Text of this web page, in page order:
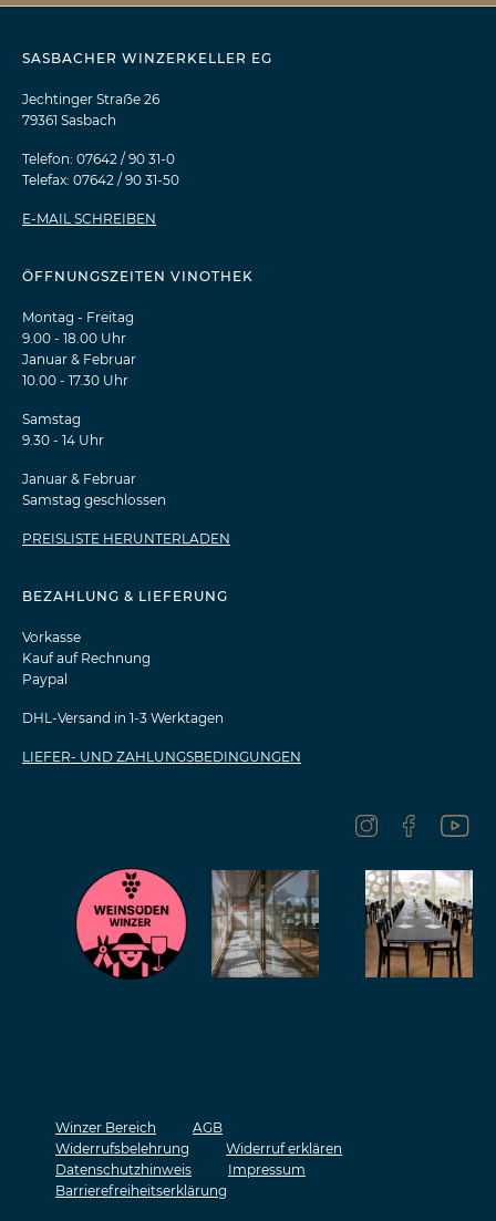
SASBACHER WINZERKELLER EG
Jechtinger Straẞe 26
79361 Sasbach
Telefon: 07642 / 90 31-0
Telefax: 07642 / 90 31-50
E-MAIL SCHREIBEN
ÖFFNUNGSZEITEN VINOTHEK
Montag - Freitag
9.00 - 18.00 Uhr
Januar & Februar
10.00 - 17.30 Uhr
Samstag
9.30 - 14 Uhr
Januar & Februar
Samstag geschlossen
PREISLISTE HERUNTERLADEN
BEZAHLUNG & LIEFERUNG
Vorkasse
Kauf auf Rechnung
Paypal
DHL-Versand in 1-3 Werktagen
LIEFER- UND ZAHLUNGSBEDINGUNGEN
Winzer Bereich
AGB
Widerrufsbelehrung
Widerruf erklären
Datenschutzhinweis
Impressum
Barrierefreiheitserklärung